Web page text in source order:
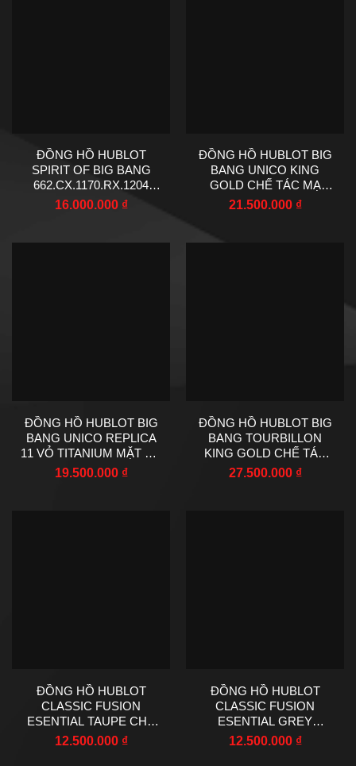
ĐỒNG HỒ HUBLOT
SPIRIT OF BIG BANG
662.CX.1170.RX.1204
CHẾ TÁC VỎ MÀU ĐEN
16.000.000 ₫
ĐỒNG HỒ HUBLOT BIG
BANG UNICO KING
GOLD CHẾ TÁC MẠ
VÀNG HỒNG ĐÍNH FULL
21.500.000 ₫
ĐỒNG HỒ HUBLOT BIG
BANG UNICO REPLICA
11 VỎ TITANIUM MẶT SỐ
LỘ CƠ MÀU XANH
19.500.000 ₫
ĐỒNG HỒ HUBLOT BIG
BANG TOURBILLON
KING GOLD CHẾ TÁC
MẠ VÀNG HỒNG MẶT
27.500.000 ₫
ĐỒNG HỒ HUBLOT
CLASSIC FUSION
ESENTIAL TAUPE CHẾ
TÁC DÂY CAO SU VỎ
12.500.000 ₫
ĐỒNG HỒ HUBLOT
CLASSIC FUSION
ESENTIAL GREY
REPLICA 11 MẶT SỐ
12.500.000 ₫